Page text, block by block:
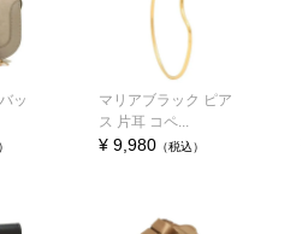
ッ
マリアブラック ピア
ス 片耳 コペ...
¥ 9,980 （税込）